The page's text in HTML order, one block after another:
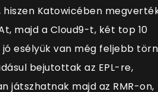
Katowicében
majd a Cloud9-t, két top 10
esélyük van még feljebb
bejutottak az EPL-re,
játszhatnak majd az RMR-on,